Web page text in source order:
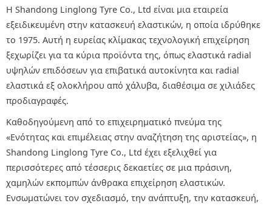
Η Shandong Linglong Tyre Co., Ltd είναι μια εταιρεία
εξειδικευμένη στην κατασκευή ελαστικών, η οποία ιδρύθηκε
το 1975. Αυτή η ευρείας κλίμακας τεχνολογική επιχείρηση
ξεχωρίζει για τα κύρια προϊόντα της, όπως ελαστικά radial
υψηλών επιδόσεων για επιβατικά αυτοκίνητα και radial
ελαστικά εξ ολοκλήρου από χάλυβα, διαθέσιμα σε χιλιάδες
προδιαγραφές.
Καθοδηγούμενη από το επιχειρηματικό πνεύμα της
«Ενότητας και επιμέλειας στην αναζήτηση της αριστείας», η
Shandong Linglong Tyre Co., Ltd έχει εξελιχθεί για
περισσότερες από τέσσερις δεκαετίες σε μια πράσινη,
χαμηλών εκπομπών άνθρακα επιχείρηση ελαστικών.
Ενσωματώνει τον σχεδιασμό, την ανάπτυξη, την κατασκευή,